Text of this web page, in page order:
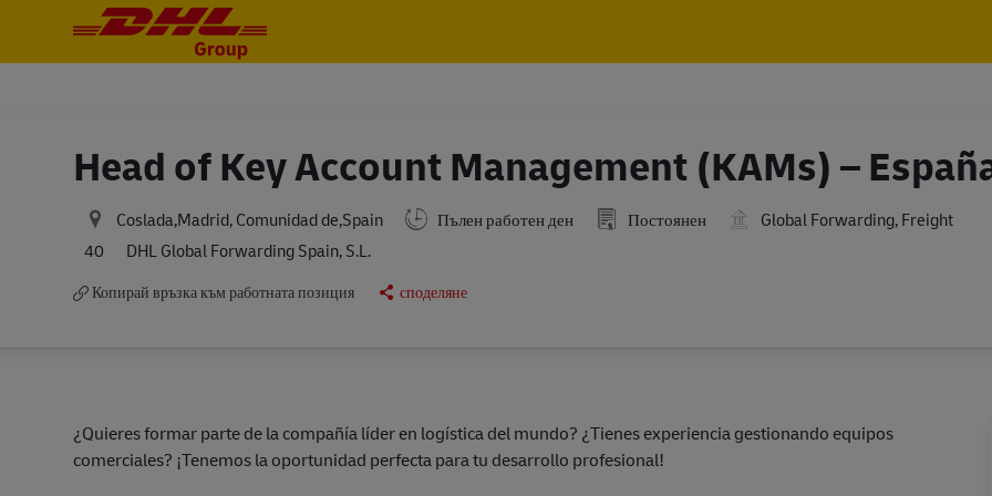
Head of Key Account Management (KAMs) –
Coslada,Madrid, Comunidad de,Spain Пълен работен ден Постоянен
Global Forwarding, Freight
40
DHL Global Forwarding Spain, S.L.
Копирай връзка към работната позиция споделяне
¿Quieres formar parte de la compañía líder en logística del mundo? ¿Tienes experiencia gestionando equipos
comerciales? ¡Tenemos la oportunidad perfecta para tu desarrollo profesional!